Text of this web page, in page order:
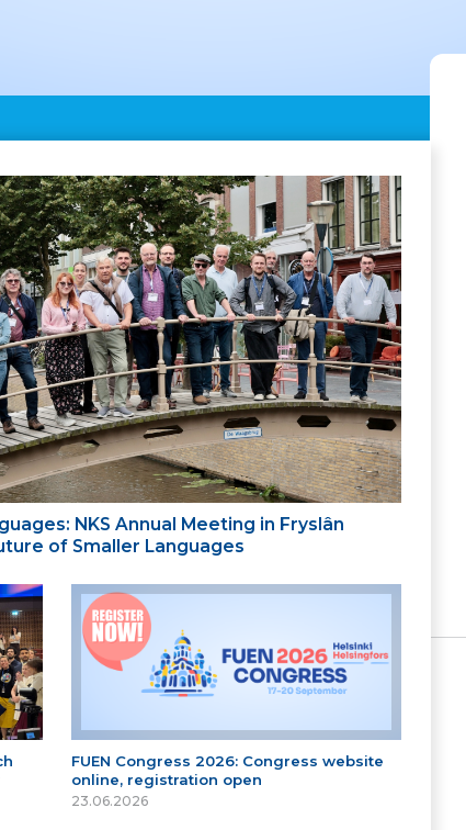
NKS Annual Meeting in Fryslân
of Smaller Languages
FUEN Congress 2026: Congress website
online, registration open
23.06.2026